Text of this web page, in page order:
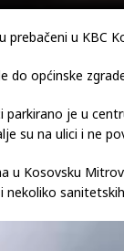
prebačeni u KBC
do općinske
parkirano je u
su na ulici i ne
u Kosovsku